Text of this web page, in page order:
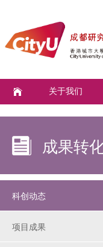
关于我们
成果转
科创动态
项目成果